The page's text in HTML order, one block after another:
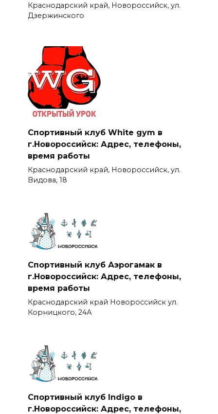
Краснодарский край, Новороссийск, ул.
Дзержинского
Спортивный клуб White gym в
г.Новороссийск: Адрес, телефоны,
время работы
Краснодарский край, Новороссийск, ул.
Видова, 18
Спортивный клуб Аэрогамак в
г.Новороссийск: Адрес, телефоны,
время работы
Краснодарский край Новороссийск ул.
Корницкого, 24А
Спортивный клуб Indigo в
г.Новороссийск: Адрес, телефоны,